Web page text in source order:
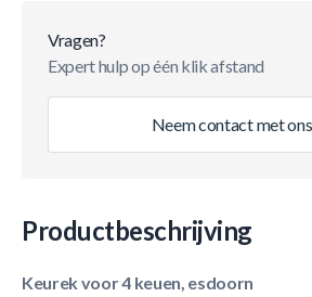
Vragen?
Expert hulp op één klik afstand
Neem contact met
Productbeschrijving
Keurek voor 4 keuen, esdoorn